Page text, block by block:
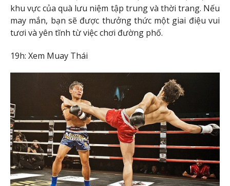
khu vực của quà lưu niệm tập trung và thời trang. Nếu
may mắn, bạn sẽ được thưởng thức một giai điệu vui
tươi và yên tĩnh từ việc chơi đường phố.
19h: Xem Muay Thái